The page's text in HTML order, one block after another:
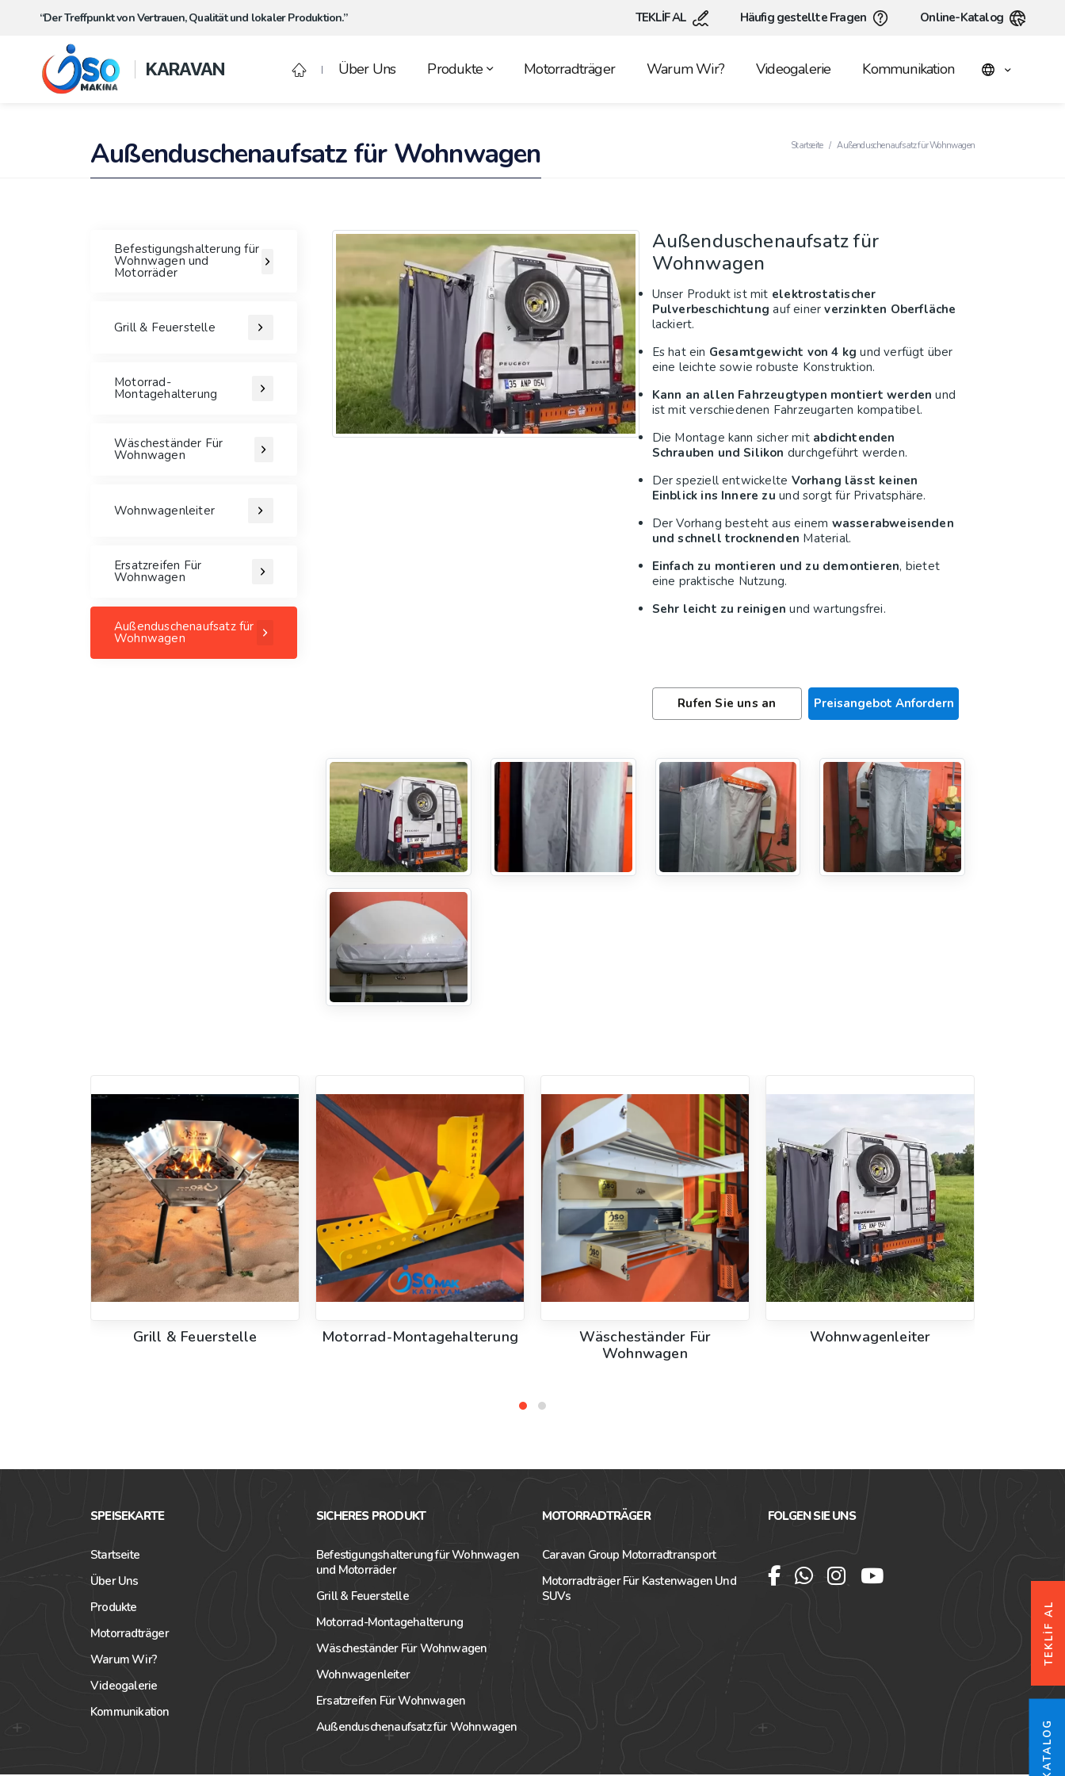
“Der Treffpunkt von Vertrauen, Qualität und lokaler Produktion.” TEKLİF AL Häufig gestellte Fragen Online-Katalog
KARAVAN Über Uns Produkte Motorradträger Warum Wir? Videogalerie Kommunikation
TEKLİF AL
Außenduschenaufsatz für Wohnwagen Startseite Außenduschenaufsatz für Wohnwagen
Befestigungshalterung für
Wohnwagen und
Motorräder
Grill & Feuerstelle
Motorrad-
Montagehalterung
Wäscheständer Für
Wohnwagen
Wohnwagenleiter
Ersatzreifen Für
Wohnwagen
Außenduschenaufsatz für
Wohnwagen
Außenduschenaufsatz für
Wohnwagen
Unser Produkt ist mit elektrostatischer
Pulverbeschichtung auf einerverzinkten Oberfläche
lackiert.
Es hat ein Gesamtgewicht von 4 kg und verfügt über
eine leichte sowie robuste Konstruktion.
Kann an allen Fahrzeugtypen montiert werden und
ist mit verschiedenen Fahrzeugarten kompatibel.
Die Montage kann sicher mit abdichtenden
Schrauben und Silikon durchgeführt werden.
Der speziell entwickelte Vorhang lässt keinen
Einblick ins Innere zu und sorgt für Privatsphäre.
Der Vorhang besteht aus einem wasserabweisenden
und schnell trocknenden Material.
Einfach zu montieren und zu demontieren, bietet
eine praktische Nutzung.
Sehr leicht zu reinigen und wartungsfrei.
Rufen Sie uns an Preisangebot Anfordern
Grill & Feuerstelle Motorrad-Montagehalterung
Wäscheständer Für
Wohnwagen
Wohnwagenleiter
SPEISEKARTE
Startseite
Über Uns
Produkte
Motorradträger
Warum Wir?
Videogalerie
Kommunikation
SICHERES PRODUKT
Befestigungshalterung für Wohnwagen
und Motorräder
Grill & Feuerstelle
Motorrad-Montagehalterung
Wäscheständer Für Wohnwagen
Wohnwagenleiter
Ersatzreifen Für Wohnwagen
Außenduschenaufsatz für Wohnwagen
MOTORRADTRÄGER
Caravan Group Motorradtransport
Motorradträger Für Kastenwagen Und
SUVs
FOLGEN SIE UNS